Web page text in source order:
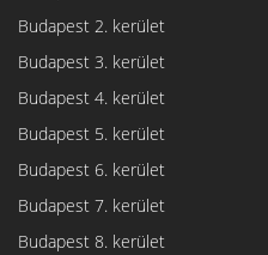
Budapest 2. kerület
Budapest 3. kerület
Budapest 4. kerület
Budapest 5. kerület
Budapest 6. kerület
Budapest 7. kerület
Budapest 8. kerület